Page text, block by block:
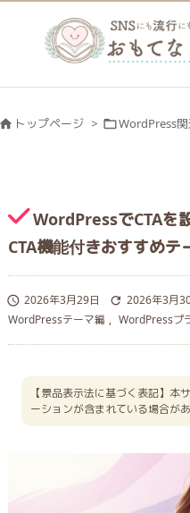
トップページ > WordPress関
WordPressでCTAを
CTA機能付きおすすめテ
 2026年3月29日  2026年3月
WordPressテーマ編 , WordPressプ
【景品表示法に基づく表記】本
ーションが含まれている場合があ